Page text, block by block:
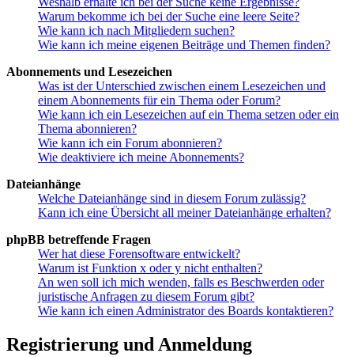
Warum bekomme ich bei der Suche eine leere Seite?
Wie kann ich nach Mitgliedern suchen?
Wie kann ich meine eigenen Beiträge und Themen finden?
Abonnements und Lesezeichen
Was ist der Unterschied zwischen einem Lesezeichen und
einem Abonnements für ein Thema oder Forum?
Wie kann ich ein Lesezeichen auf ein Thema setzen oder ein
Thema abonnieren?
Wie kann ich ein Forum abonnieren?
Wie deaktiviere ich meine Abonnements?
Dateianhänge
Welche Dateianhänge sind in diesem Forum zulässig?
Kann ich eine Übersicht all meiner Dateianhänge erhalten?
phpBB betreffende Fragen
Wer hat diese Forensoftware entwickelt?
Warum ist Funktion x oder y nicht enthalten?
An wen soll ich mich wenden, falls es Beschwerden oder
juristische Anfragen zu diesem Forum gibt?
Wie kann ich einen Administrator des Boards kontaktieren?
Registrierung und Anmeldung